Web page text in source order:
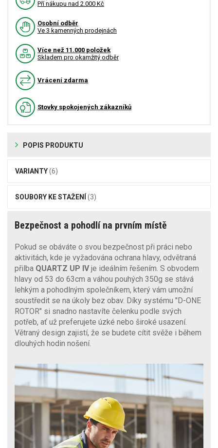
Pří nákupu nad 2.000 Kč
Osobní odběr
Ve 3 kamenných prodejnách
Více než 11.000 položek
Skladem pro okamžitý odběr
Vrácení zdarma
Stovky spokojených zákazníků
POPIS PRODUKTU
VARIANTY(6)
SOUBORY KE STAŽENÍ (3)
Bezpečnost a pohodlí na prvním místě
Pokud se obáváte o svou bezpečnost při práci nebo
aktivitách, kde je vyžadována ochrana hlavy, odvětraná
přilba QUARTZ UP IVje ideálním řešením. S obvodem
hlavy od 53 do 63cm a váhou pouhých 350g se stává
lehkým a pohodlným společníkem, který vám umožní
soustředit se na úkoly bez obav. Díky systému "D-ONE
ROTOR" si snadno nastavíte čelenku podle svých
potřeb, ať už preferujete úzké nebo široké usazení.
Větraný design zajistí, že se budete cítit svěže i během
dlouhých hodin nošení.